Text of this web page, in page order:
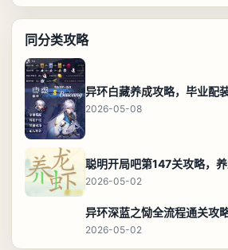
同分类攻略
2026-05-08
2026-05-02
异环深蓝之恸全流程通关攻
2026-05-02